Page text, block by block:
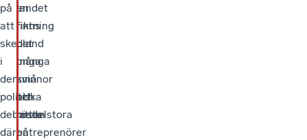
på
att
ske
i
den
politiska
debatten
där
en
riktning
bland
unga
kvinnor
att
rösta
på
landet
finns
det
många
små
och
medelstora
entreprenörer